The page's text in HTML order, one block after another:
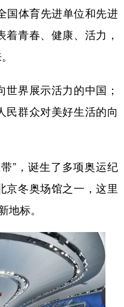
国体育先进单位和先进
青春、健康、活力，
界展示活力的中国；
民群众对美好生活的向
”，诞生了多项奥运纪
京冬奥场馆之一，这里
地标。